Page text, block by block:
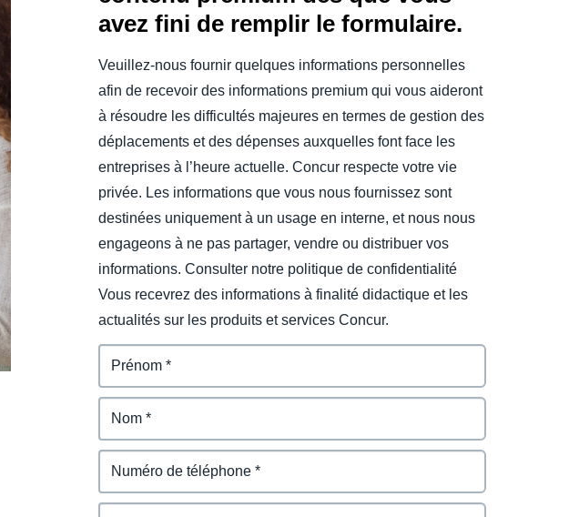
Belgium (English)
España (Español)
Norway (English)
avez fini de remplir le formulaire.
Veuillez-nous fournir quelques informations personnelles
afin de recevoir des informations premium qui vous aideront
à résoudre les difficultés majeures en termes de gestion des
déplacements et des dépenses auxquelles font face les
entreprises à l’heure actuelle. Concur respecte votre vie
privée. Les informations que vous nous fournissez sont
destinées uniquement à un usage en interne, et nous nous
engageons à ne pas partager, vendre ou distribuer vos
informations. Consulter notre politique de confidentialité
Vous recevrez des informations à finalité didactique et les
actualités sur les produits et services Concur.